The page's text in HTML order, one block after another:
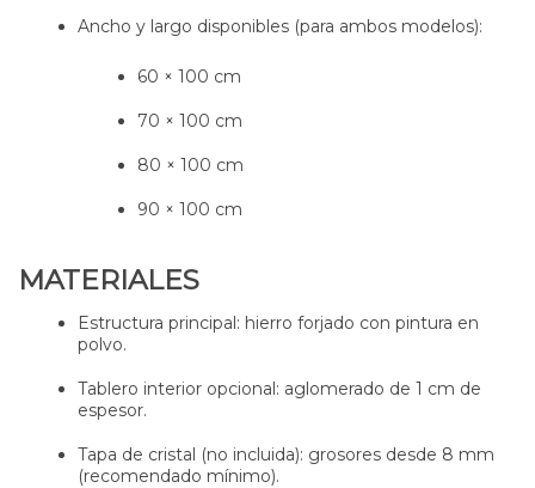
Ancho y largo disponibles (para ambos modelos):
60 × 100 cm
70 × 100 cm
80 × 100 cm
90 × 100 cm
MATERIALES
Estructura principal: hierro forjado con pintura en
polvo.
Tablero interior opcional: aglomerado de 1 cm de
espesor.
Tapa de cristal (no incluida): grosores desde 8 mm
(recomendado mínimo).